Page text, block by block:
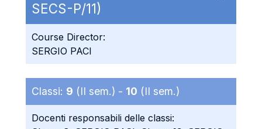
SECS-P/11)
Course Director:
SERGIO PACI
Classi: 9 (II sem.) - 10 (II sem.)
Docenti responsabili delle classi: